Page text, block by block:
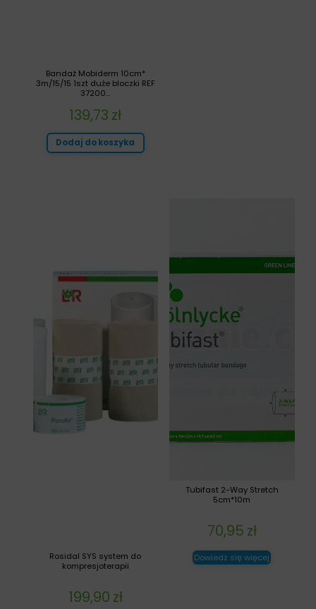
Bandaż Mobiderm 10cm*
3m/15/15 1szt duże bloczki REF
37200...
139,73 zł
Dodaj do koszyka
Tubifast 2-Way Stretch
5cm*10m
70,95 zł
Dowiedz się więcej
Rosidal SYS system do
kompresjoterapii
199,90 zł